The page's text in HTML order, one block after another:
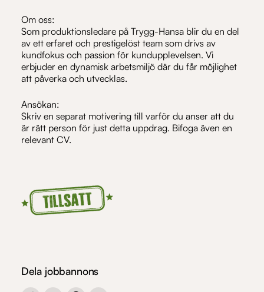
Om oss:
Som produktionsledare på Trygg-Hansa blir du en del
av ett erfaret och prestigelöst team som drivs av
kundfokus och passion för kundupplevelsen. Vi
erbjuder en dynamisk arbetsmiljö där du får möjlighet
att påverka och utvecklas.
Ansökan:
Skriv en separat motivering till varför du anser att du
är rätt person för just detta uppdrag. Bifoga även en
relevant CV.
Dela jobbannons